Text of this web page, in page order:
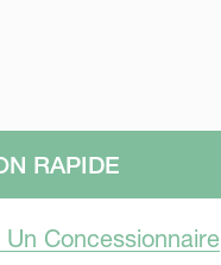
RAPIDE
Un Concessionnaire